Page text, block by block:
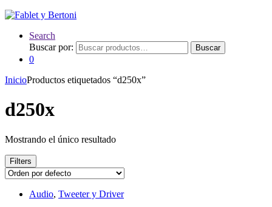
Search
Buscar por:
Buscar
0
InicioProductos etiquetados “d250x”
d250x
Mostrando el único resultado
Filters
Audio, Tweeter y Driver